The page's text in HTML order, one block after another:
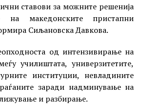
ставови за можните решенија
на македонските пристапни
Сиљановска Давкова.
од интензивирање на
училиштата, универзитетите,
институции, невладините
заради надминување на
и разбирање.